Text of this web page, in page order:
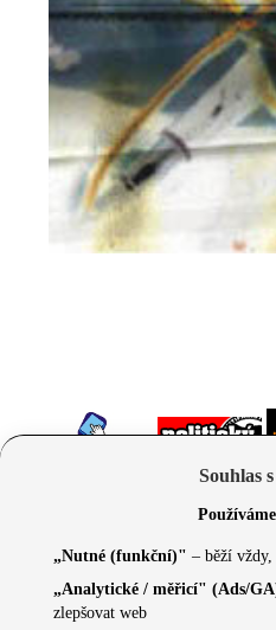
Souhlas
„Nutné (funkční)" – běží
„Analytické / měřicí" (Ads/
zlepšovat web